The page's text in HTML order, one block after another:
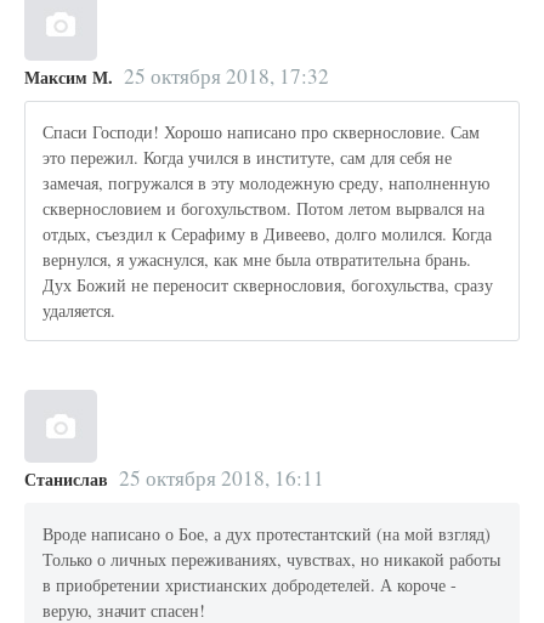
Максим М. 25 октября 2018, 17:32
Спаси Господи! Хорошо написано про сквернословие. Сам
это пережил. Когда учился в институте, сам для себя не
замечая, погружался в эту молодежную среду, наполненную
сквернословием и богохульством. Потом летом вырвался на
отдых, съездил к Серафиму в Дивеево, долго молился. Когда
вернулся, я ужаснулся, как мне была отвратительна брань.
Дух Божий не переносит сквернословия, богохульства, сразу
удаляется.
Станислав 25 октября 2018, 16:11
Вроде написано о Бое, а дух протестантский (на мой взгляд)
Только о личных переживаниях, чувствах, но никакой работы
в приобретении христианских добродетелей. А короче -
верую, значит спасен!